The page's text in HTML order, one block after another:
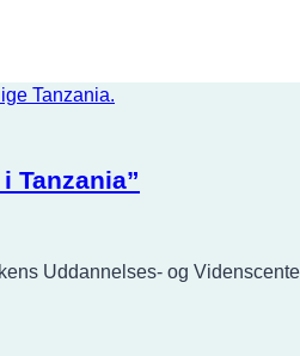
Tanzania”
Uddannelses- og